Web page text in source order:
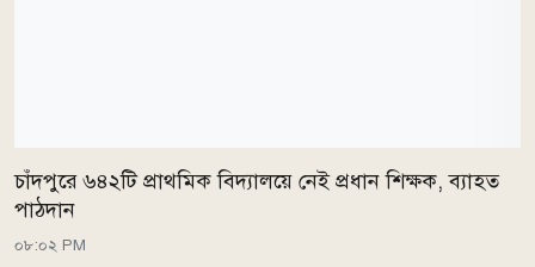
চাঁদপুরে ৬৪২টি প্রাথমিক বিদ্যালয়ে নেই প্রধান শিক্ষক, ব্যাহত
পাঠদান
০৮:০২ PM